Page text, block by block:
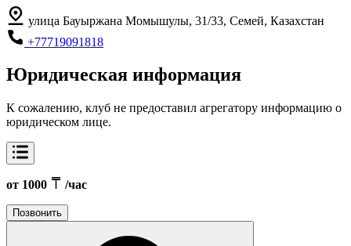
улица Бауыржана Момышулы, 31/33, Семей, Казахстан
+77719091818
Юридическая информация
К сожалению, клуб не предоставил агрегатору информацию о
юридическом лице.
от 1000 /час
Позвонить